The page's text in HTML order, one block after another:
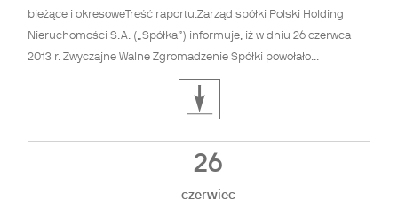
bieżące i okresoweTreść raportu:Zarząd spółki Polski Holding
Nieruchomości S.A. („Spółka”) informuje, iż w dniu 26 czerwca
2013 r. Zwyczajne Walne Zgromadzenie Spółki powołało...
26
czerwiec